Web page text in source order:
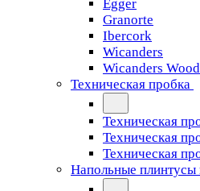
Egger
Granorte
Ibercork
Wicanders
Wicanders
Техническая пробка
Техническая
Техническая
Техническая
Напольные плинтусы